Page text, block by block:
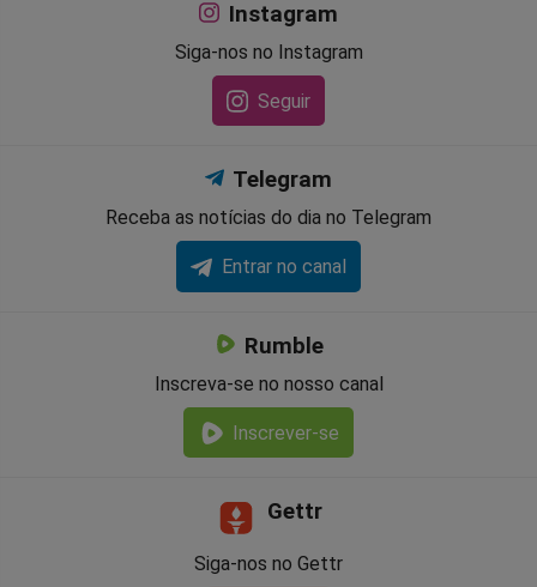
Instagram
Siga-nos no Instagram
Seguir
Telegram
Receba as notícias do dia no Telegram
Entrar no canal
Rumble
Inscreva-se no nosso canal
Inscrever-se
Gettr
Siga-nos no Gettr